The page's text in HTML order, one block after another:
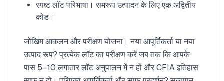
स्पष्ट लॉट परिभाषा। समरूप उत्पादन के लिए एक अद्वितीय
कोड।
जोखिम आकलन और परीक्षण योजना। नया आपूर्तिकर्ता या नया
उत्पाद रूप? प्रत्येक लॉट का परीक्षण करें जब तक कि आपके
पास 5–10 लगातार लॉट अनुपालन में न हों और CFIA इतिहास